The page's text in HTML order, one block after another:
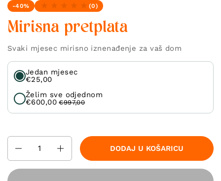
-40%
Nema recenzija
(0)
Mirisna pretplata
Svaki mjesec mirisno iznenađenje za vaš dom
Jedan mjesec
€25,00
Želim sve odjednom
€600,00 €997,00
DODAJ U KOŠARICU